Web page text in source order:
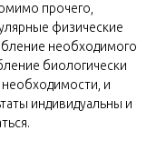
прочего,
физические
необходимого
биологически
необходимости, и
индивидуальны и